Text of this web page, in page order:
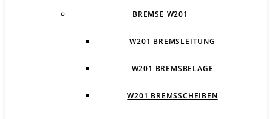
BREMSE W201
W201 BREMSLEITUNG
W201 BREMSBELÄGE
W201 BREMSSCHEIBEN